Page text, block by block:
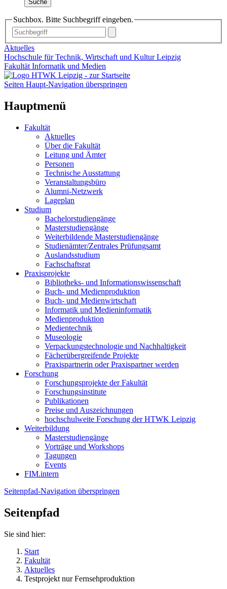
Suche
Suchbox. Bitte Suchbegriff eingeben.
Aktuelles
Hochschule für Technik, Wirtschaft und Kultur Leipzig
Fakultät Informatik und Medien
Seiten Haupt-Navigation überspringen
Hauptmenü
Fakultät
Aktuelles
Über die Fakultät
Leitung und Ämter
Personen
Technische Ausstattung
Veranstaltungsbüro
Alumni-Netzwerk
Lageplan
Studium
Bachelorstudiengänge
Masterstudiengänge
Weiterbildende Masterstudiengänge
Studienämter/Zentrales Prüfungsamt
Auslandsstudium
Fachschaftsrat
Praxisprojekte
Bibliotheks- und Informationswissenschaft
Buch- und Medienproduktion
Buch- und Medienwirtschaft
Informatik und Medieninformatik
Medienproduktion
Medientechnik
Museologie
Verpackungstechnologie und Nachhaltigkeit
Fächerübergreifende Projekte
Praxispartnerin oder Praxispartner werden
Forschung
Forschungsprojekte der Fakultät
Forschungsinstitute
Publikationen
Preise und Auszeichnungen
hochschulweite Forschung der HTWK Leipzig
Weiterbildung
Masterstudiengänge
Vorträge und Workshops
Tagungen
Events
FIM.intern
Seitenpfad-Navigation überspringen
Seitenpfad
Sie sind hier:
Start
Fakultät
Aktuelles
Testprojekt nur Fernsehproduktion